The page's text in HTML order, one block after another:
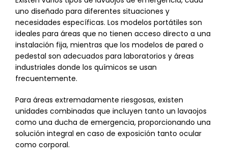
uno diseñado para diferentes situaciones y
necesidades específicas. Los modelos portátiles son
ideales para áreas que no tienen acceso directo a una
instalación fija, mientras que los modelos de pared o
pedestal son adecuados para laboratorios y áreas
industriales donde los químicos se usan
frecuentemente.
Para áreas extremadamente riesgosas, existen
unidades combinadas que incluyen tanto un lavaojos
como una ducha de emergencia, proporcionando una
solución integral en caso de exposición tanto ocular
como corporal.